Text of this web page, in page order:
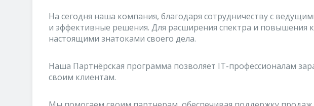
На сегодня наша компания, благодаря сотрудничеству с
и эффективные решения. Для расширения спектра и повышения
настоящими знатоками своего дела.
Наша Партнёрская программа позволяет IT-профессионалам
своим клиентам.